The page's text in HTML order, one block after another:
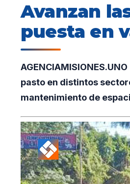
Avanzan
puesta en
pasto en distintos
mantenimiento de